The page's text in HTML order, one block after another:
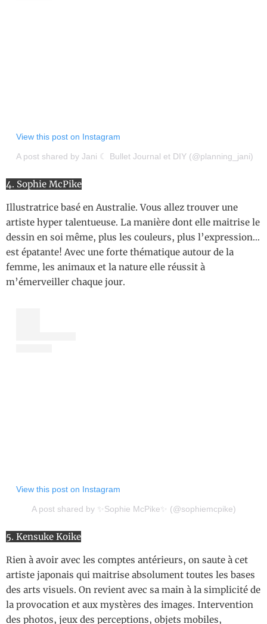
View this post on Instagram
A post shared by Jani ☾ Bullet Journal et DIY (@planning_jani)
4. Sophie McPike
Illustratrice basé en Australie. Vous allez trouver une
artiste hyper talentueuse. La manière dont elle maitrise le
dessin en soi même, plus les couleurs, plus l’expression…
est épatante! Avec une forte thématique autour de la
femme, les animaux et la nature elle réussit à
m’émerveiller chaque jour.
View this post on Instagram
A post shared by ✨Sophie McPike✨ (@sophiemcpike)
5. Kensuke Koike
Rien à avoir avec les comptes antérieurs, on saute à cet
artiste japonais qui maitrise absolument toutes les bases
des arts visuels. On revient avec sa main à la simplicité de
la provocation et aux mystères des images. Intervention
des photos, jeux des perceptions, objets mobiles,